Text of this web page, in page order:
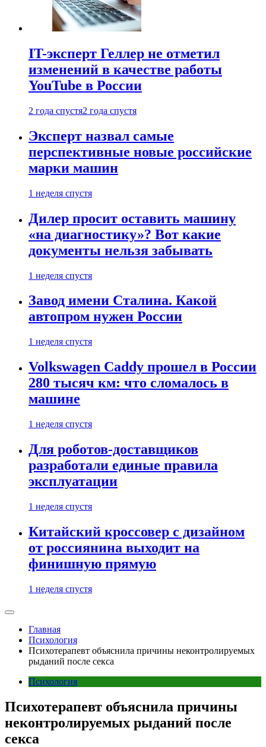
IT-эксперт Геллер не отметил
изменений в качестве работы
YouTube в России
2 года спустя2 года спустя
Эксперт назвал самые
перспективные новые российские
марки машин
1 неделя спустя
Дилер просит оставить машину
«на диагностику»? Вот какие
документы нельзя забывать
1 неделя спустя
Завод имени Сталина. Какой
автопром нужен России
1 неделя спустя
Volkswagen Caddy прошел в России
280 тысяч км: что сломалось в
машине
1 неделя спустя
Для роботов-доставщиков
разработали единые правила
эксплуатации
1 неделя спустя
Китайский кроссовер с дизайном
от россиянина выходит на
финишную прямую
1 неделя спустя
Главная
Психология
Психотерапевт объяснила причины неконтролируемых
рыданий после секса
Психология
Психотерапевт объяснила причины
неконтролируемых рыданий после
секса